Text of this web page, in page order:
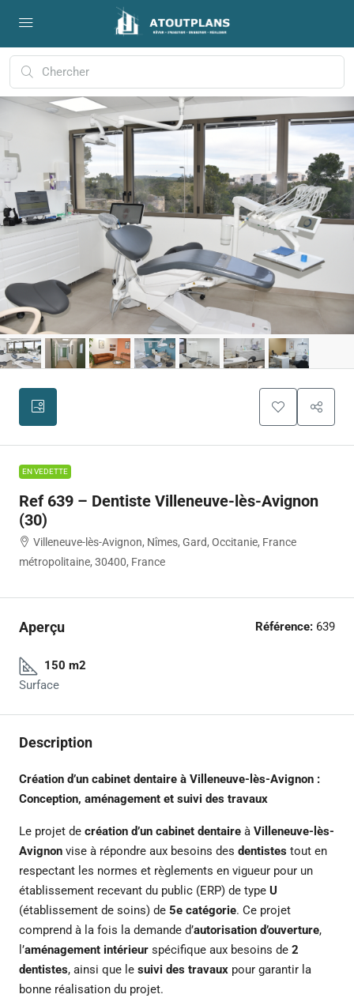
EN VEDETTE
Ref 639 – Dentiste Villeneuve-lès-Avignon
(30)
Villeneuve-lès-Avignon, Nîmes, Gard, Occitanie, France
métropolitaine, 30400, France
Aperçu Référence: 639
150 m2
Surface
Description
Création d’un cabinet dentaire à Villeneuve-lès-Avignon :
Conception, aménagement et suivi des travaux
Le projet de création d’un cabinet dentaire à Villeneuve-lès-
Avignon vise à répondre aux besoins des dentistes tout en
respectant les normes et règlements en vigueur pour un
établissement recevant du public (ERP) de type U
(établissement de soins) de 5e catégorie. Ce projet
comprend à la fois la demande d’autorisation d’ouverture,
l’aménagement intérieur spécifique aux besoins de 2
dentistes, ainsi que le suivi des travaux pour garantir la
bonne réalisation du projet.